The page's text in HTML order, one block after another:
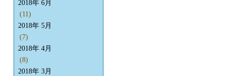
2018年 6月
(11)
2018年 5月
(7)
2018年 4月
(8)
2018年 3月